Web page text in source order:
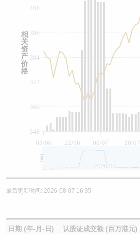
08/06 22/06 06/07 20/07
348
360
372
384
396
408
2026/07
相
关
资
产
价
格
最后更新时间: 2026-08-07 16:35
日期 (年-月-日) 认股证成交额 (百万港元)
牛熊证文件及公告 (瑞信)
收市竞价变化